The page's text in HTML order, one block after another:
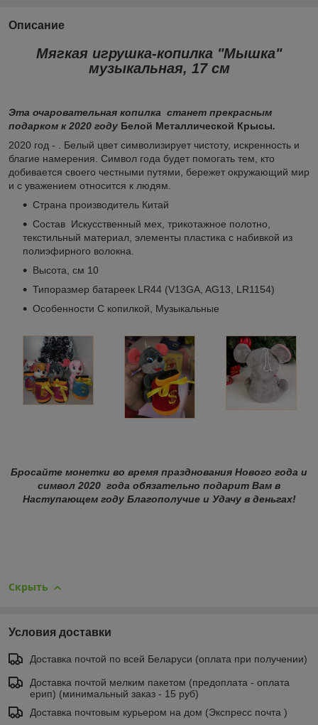
Описание
Мягкая игрушка-копилка "Мышка"
музыкальная, 17 см
Эта очаровательная копилка станет прекрасным
подарком к 2020 году Белой Металлической Крысы.
2020 год - . Белый цвет символизирует чистоту, искренность и
благие намерения. Символ года будет помогать тем, кто
добивается своего честными путями, бережет окружающий мир
и с уважением относится к людям.
Страна производитель Китай
Состав Искусственный мех, трикотажное полотно,
текстильный материал, элементы пластика с набивкой из
полиэфирного волокна.
Высота, см 10
Типоразмер батареек LR44 (V13GA, AG13, LR1154)
Особенности С копилкой, Музыкальные
Бросайте монетки во время празднования Нового года и
символ 2020 года обязательно подарит Вам в
Наступающем году Благополучие и Удачу в деньгах!
Скрыть
Условия доставки
Доставка почтой по всей Беларуси (оплата при получении)
Доставка почтой мелким пакетом (предоплата - оплата
ерип) (минимальный заказ - 15 руб)
Доставка почтовым курьером на дом (Экспресс почта )